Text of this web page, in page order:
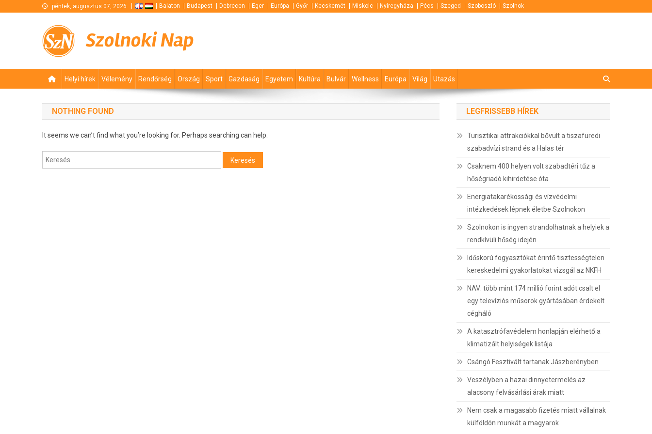
péntek, augusztus 07, 2026 Balaton Budapest Debrecen Eger Európa Győr Kecskemét Miskolc Nyíregyháza Pécs Szeged Szoboszló Szolnok
Szolnoki Nap
Helyi hírek Vélemény Rendőrség Ország Sport Gazdaság Egyetem Kultúra Bulvár Wellness Európa Világ Utazás
NOTHING FOUND
It seems we can’t find what you’re looking for. Perhaps searching can help.
Keresés:
LEGFRISSEBB HÍREK
Turisztikai attrakciókkal bővült a tiszafüredi
szabadvízi strand és a Halas tér
Csaknem 400 helyen volt szabadtéri tűz a
hőségriadó kihirdetése óta
Energiatakarékossági és vízvédelmi
intézkedések lépnek életbe Szolnokon
Szolnokon is ingyen strandolhatnak a helyiek a
rendkívüli hőség idején
Időskorú fogyasztókat érintő tisztességtelen
kereskedelmi gyakorlatokat vizsgál az NKFH
NAV: több mint 174 millió forint adót csalt el
egy televíziós műsorok gyártásában érdekelt
cégháló
A katasztrófavédelem honlapján elérhető a
klimatizált helyiségek listája
Csángó Fesztivált tartanak Jászberényben
Veszélyben a hazai dinnyetermelés az
alacsony felvásárlási árak miatt
Nem csak a magasabb fizetés miatt vállalnak
külföldön munkát a magyarok